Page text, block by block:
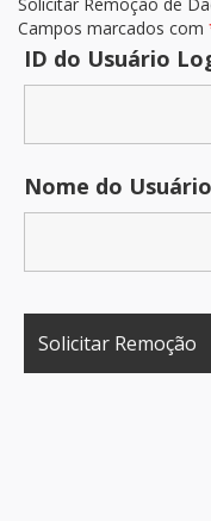
Campos marcados com
ID do Usuário
Nome do Usuário